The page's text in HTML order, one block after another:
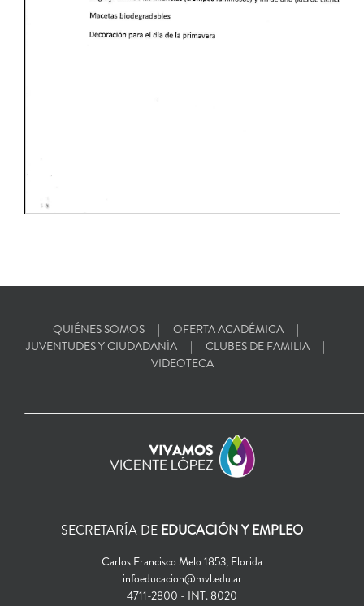
QUIÉNES SOMOS
OFERTA ACADÉMICA
JUVENTUDES Y CIUDADANÍA
CLUBES DE FAMILIA
VIDEOTECA
SECRETARÍA DE EDUCACIÓN Y EMPLEO
Carlos Francisco Melo 1853, Florida
infoeducacion@mvl.edu.ar
4711-2800 - INT. 8020